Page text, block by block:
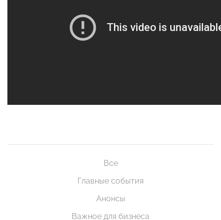
Все
Главные события
Анонсы
Важное для бизнеса